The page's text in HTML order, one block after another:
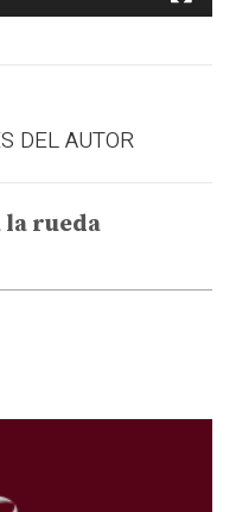
DEL AUTOR
la rueda